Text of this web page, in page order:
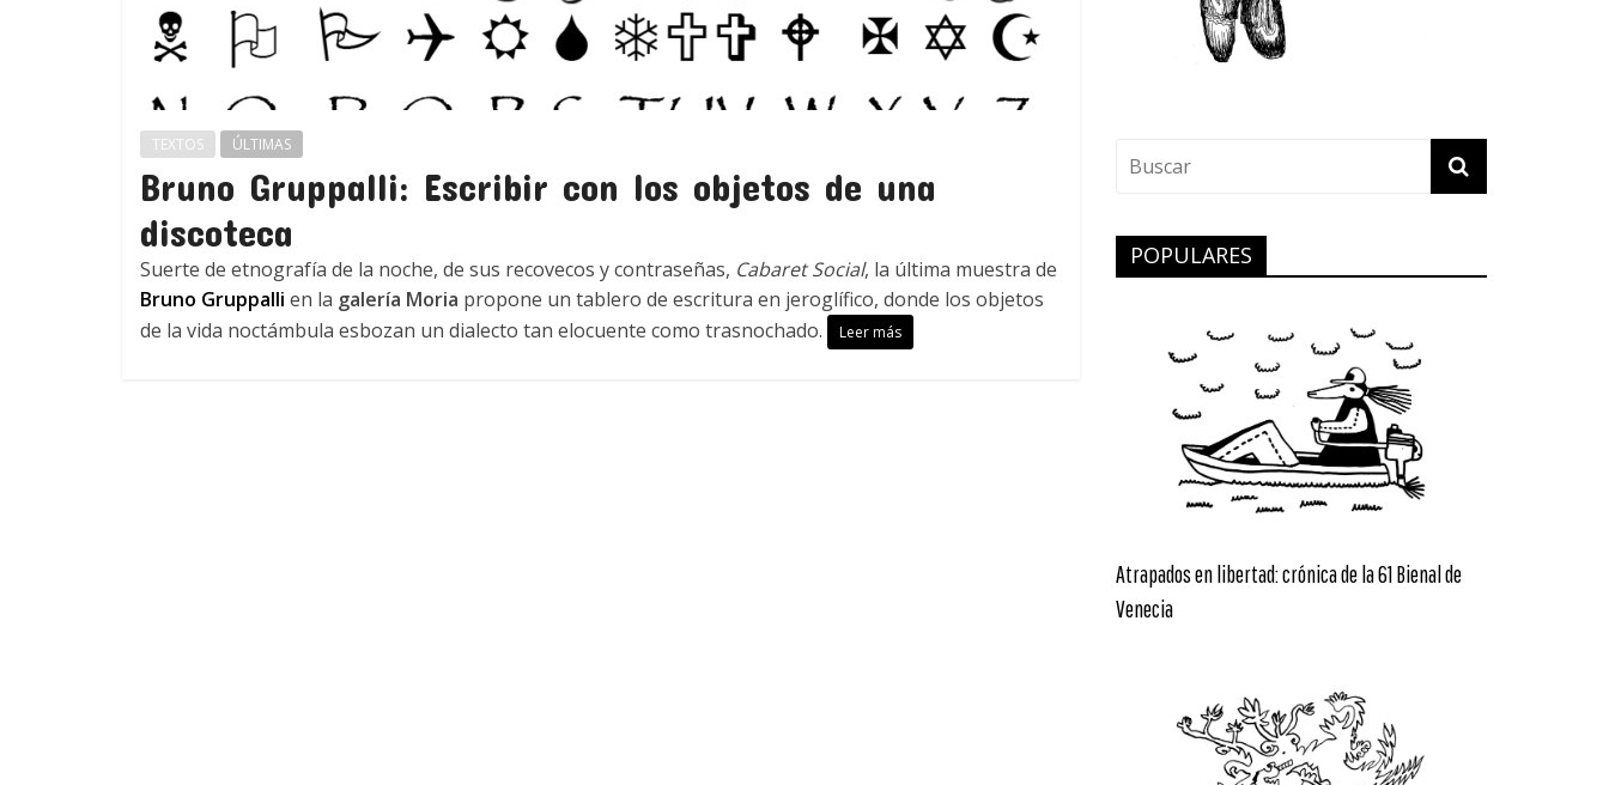
TEXTOS ÚLTIMAS
Bruno Gruppalli: Escribir con los objetos de una
discoteca
Suerte de etnografía de la noche, de sus recovecos y contraseñas, Cabaret Social, la última muestra de
Bruno Gruppalli en la galería Moria propone un tablero de escritura en jeroglífico, donde los objetos
de la vida noctámbula esbozan un dialecto tan elocuente como trasnochado.
Leer más
POPULARES
Atrapados en libertad: crónica de la 61 Bienal de
Venecia